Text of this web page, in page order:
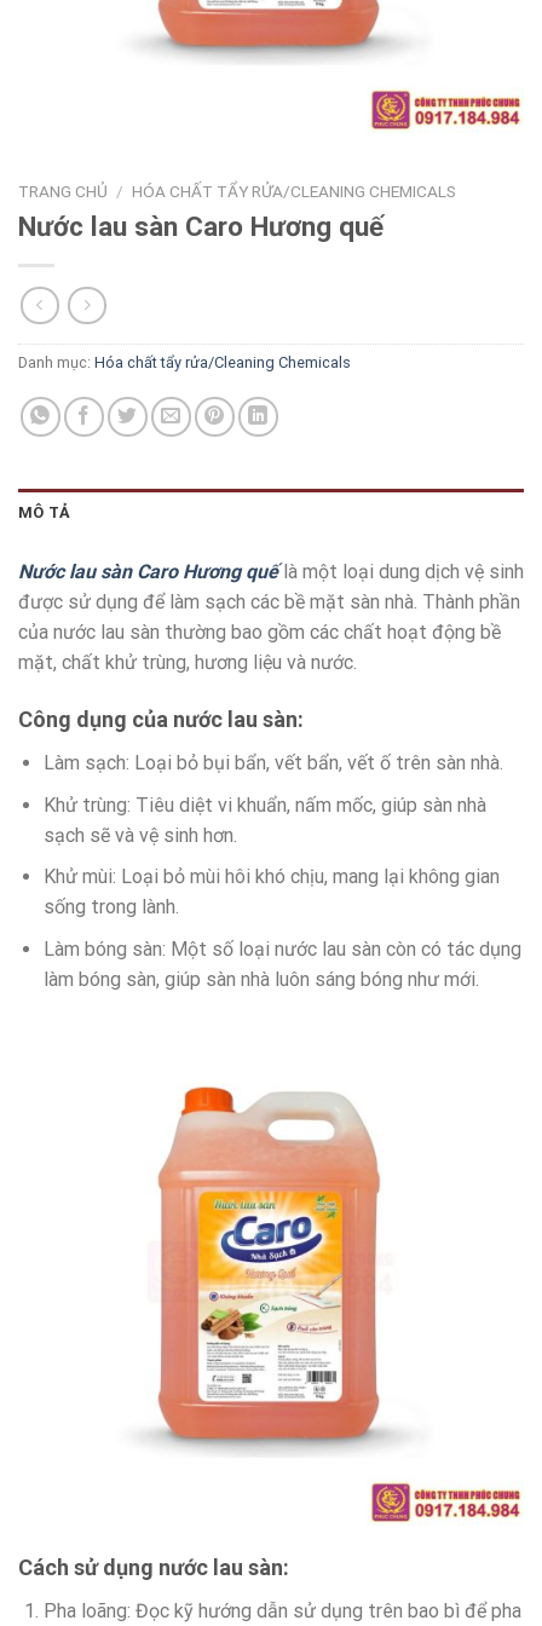
TRANG CHỦ / HÓA CHẤT TẨY RỬA/CLEANING CHEMICALS
Nước lau sàn Caro Hương quế
Danh mục: Hóa chất tẩy rửa/Cleaning Chemicals
MÔ TẢ
Nước lau sàn Caro Hương quếlà một loại dung dịch vệ sinh
được sử dụng để làm sạch các bề mặt sàn nhà. Thành phần
của nước lau sàn thường bao gồm các chất hoạt động bề
mặt, chất khử trùng, hương liệu và nước.
Công dụng của nước lau sàn:
Làm sạch: Loại bỏ bụi bẩn, vết bẩn, vết ố trên sàn nhà.
Khử trùng: Tiêu diệt vi khuẩn, nấm mốc, giúp sàn nhà
sạch sẽ và vệ sinh hơn.
Khử mùi: Loại bỏ mùi hôi khó chịu, mang lại không gian
sống trong lành.
Làm bóng sàn: Một số loại nước lau sàn còn có tác dụng
làm bóng sàn, giúp sàn nhà luôn sáng bóng như mới.
Cách sử dụng nước lau sàn:
Pha loãng: Đọc kỹ hướng dẫn sử dụng trên bao bì để pha